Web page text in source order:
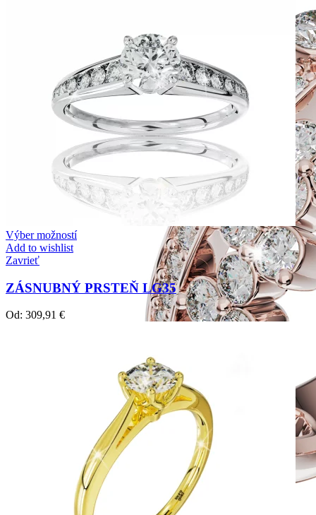
Výber možností
Add to wishlist
Zavrieť
ZÁSNUBNÝ PRSTEŇ LG35
Od: 309,91 €